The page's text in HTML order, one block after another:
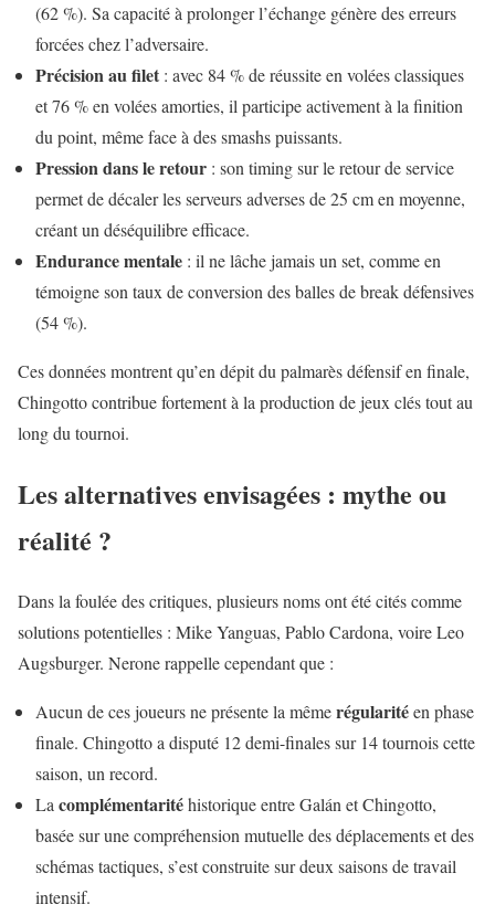
(62 %). Sa capacité à prolonger l’échange génère des erreurs
forcées chez l’adversaire.
Précision au filet : avec 84 % de réussite en volées classiques
et 76 % en volées amorties, il participe activement à la finition
du point, même face à des smashs puissants.
Pression dans le retour : son timing sur le retour de service
permet de décaler les serveurs adverses de 25 cm en moyenne,
créant un déséquilibre efficace.
Endurance mentale : il ne lâche jamais un set, comme en
témoigne son taux de conversion des balles de break défensives
(54 %).
Ces données montrent qu’en dépit du palmarès défensif en finale,
Chingotto contribue fortement à la production de jeux clés tout au
long du tournoi.
Les alternatives envisagées : mythe ou
réalité ?
Dans la foulée des critiques, plusieurs noms ont été cités comme
solutions potentielles : Mike Yanguas, Pablo Cardona, voire Leo
Augsburger. Nerone rappelle cependant que :
Aucun de ces joueurs ne présente la mêmerégularitéen phase
finale. Chingotto a disputé 12 demi-finales sur 14 tournois cette
saison, un record.
La complémentaritéhistorique entre Galán et Chingotto,
basée sur une compréhension mutuelle des déplacements et des
schémas tactiques, s’est construite sur deux saisons de travail
intensif.